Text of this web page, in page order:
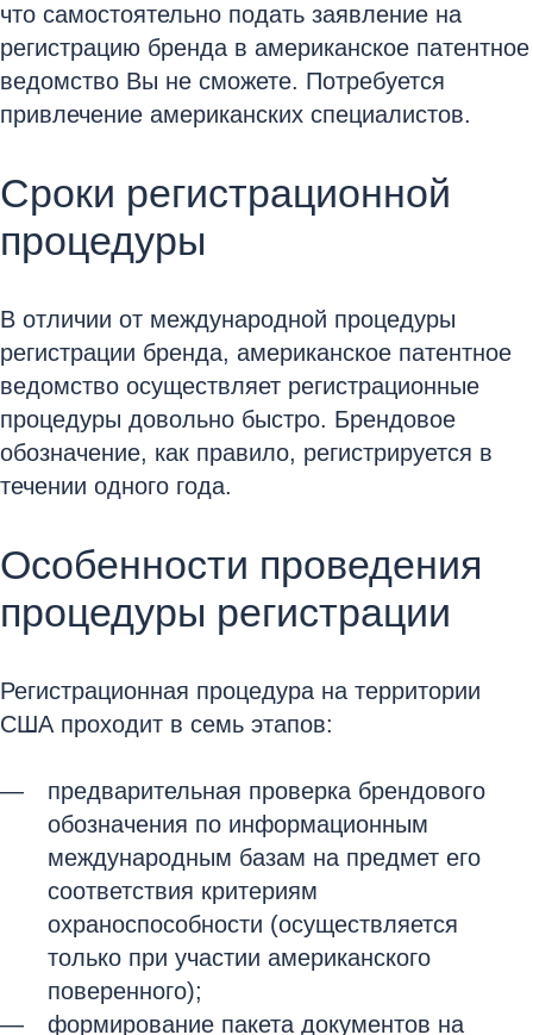
что самостоятельно подать заявление на
регистрацию бренда в американское патентное
ведомство Вы не сможете. Потребуется
привлечение американских специалистов.
Сроки регистрационной
процедуры
В отличии от международной процедуры
регистрации бренда, американское патентное
ведомство осуществляет регистрационные
процедуры довольно быстро. Брендовое
обозначение, как правило, регистрируется в
течении одного года.
Особенности проведения
процедуры регистрации
Регистрационная процедура на территории
США проходит в семь этапов:
предварительная проверка брендового
обозначения по информационным
международным базам на предмет его
соответствия критериям
охраноспособности (осуществляется
только при участии американского
поверенного);
формирование пакета документов на